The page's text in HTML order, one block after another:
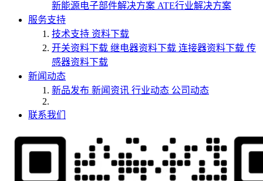
新能源电子部件解决方案 ATE行业解决方案
服务支持
技术支持 资料下载
开关资料下载 继电器资料下载 连接器资料下载 传
感器资料下载
新闻动态
新品发布 新闻资讯 行业动态 公司动态
联系我们